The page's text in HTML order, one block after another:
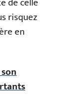
risquez
en